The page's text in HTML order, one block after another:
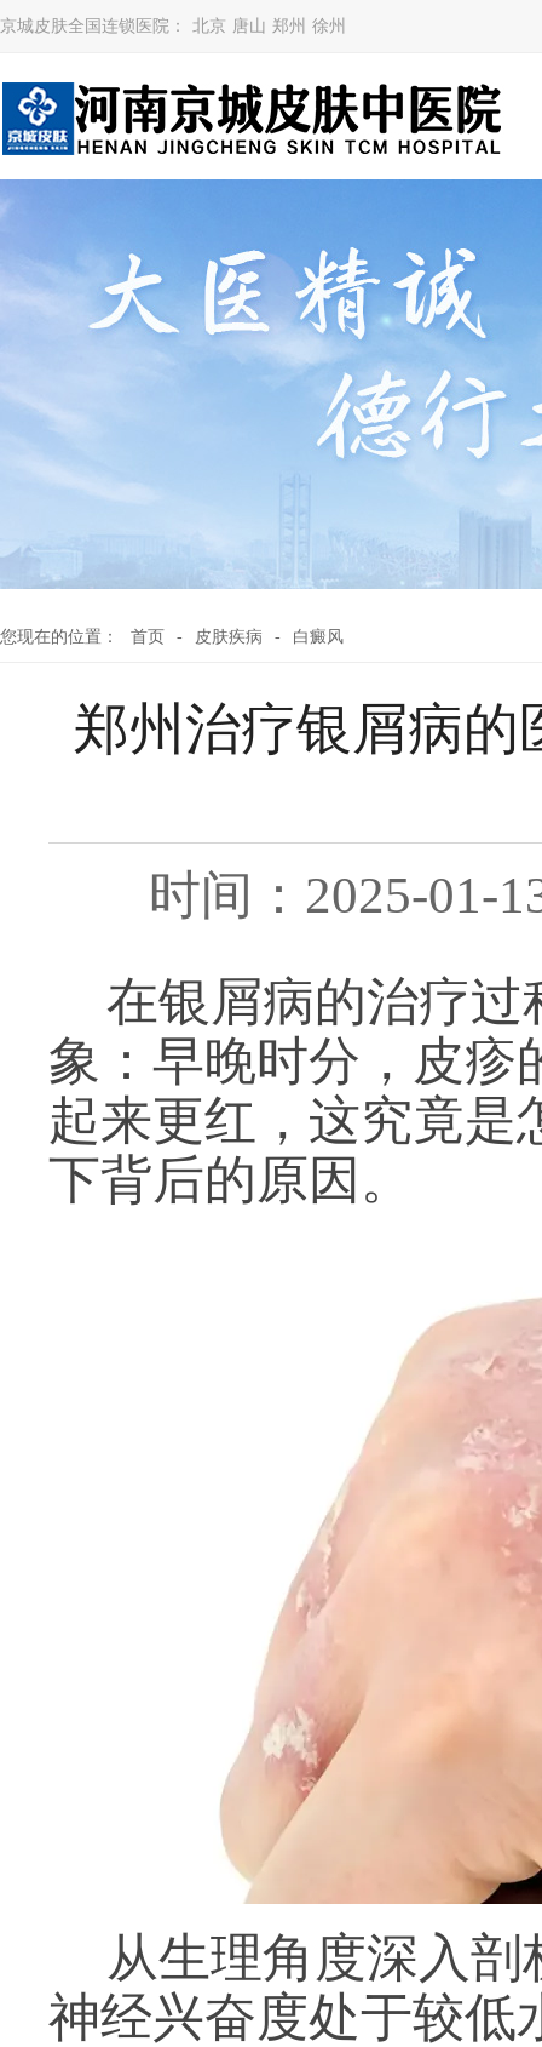
京城皮肤全国连锁医院： 北京 唐山 郑州 徐州
您现在的位置： 首页 - 皮肤疾病 - 白癜风
郑州治疗银屑病的
时间：2025-01-
在银屑病的治疗
象：早晚时分，皮疹
起来更红，这究竟是
下背后的原因。
从生理角度深入
神经兴奋度处于较低